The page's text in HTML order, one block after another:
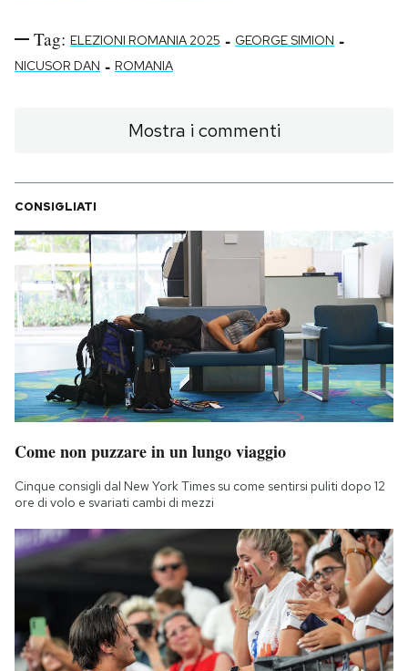
Tag: ELEZIONI ROMANIA 2025 - GEORGE SIMION -
NICUSOR DAN - ROMANIA
Mostra i commenti
CONSIGLIATI
Come non puzzare in un lungo viaggio
Cinque consigli dal New York Times su come sentirsi puliti dopo 12
ore di volo e svariati cambi di mezzi